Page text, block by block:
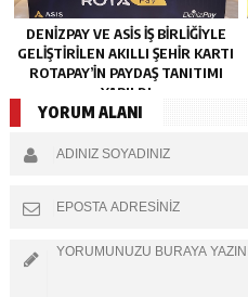
DENIZPAY VE ASIS IŞ BIRLIĞIYLE
GELIŞTIRILEN AKILLI ŞEHIR KARTI
ROTAPAY’IN PAYDAŞ TANITIMI
YAPILDI
YORUM ALANI